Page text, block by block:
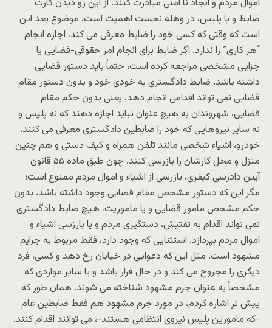
اموال مردم و ایجاد نا امنی مبادرت کنند. از این رو دیدن کارت
ضابط و یا پلیس، در وهله نخست اهمیت است. موضوع بعد این
است که وقتی که کسی خود را ضابط معرفی می کند، اجازه انجام
“هر کاری” را ندارد. اگر ضابط برای انجام امر حقوقی-قضایی یا
جزایی مشخصی مراجعه کرده است، حتماً باید دستور قضایی
داشته باشد. ضابط دادگستری به خودی خود و بدون دستور مقام
قضایی نمی تواند اقدامی انجام دهد. یعنی بدون حکم مقام
قضایی، شهروندان به هیچ عنوان نباید اجازه دهند که نه پلیس و
نه سایر نیروهایی که خود را ضابطین دادگستری معرفی می کنند،
خودرو، اشیاء شخصی مانند تلفن همراه و کیف دستی و هم چنین
منزل و محل کارشان را بازرسی کنند. چون طبق ماده ۵۵ قانون
آیین دادرسی کیفری، بازرسی از اشیاء و اموال مردم ممنوع است؛
مگر این که دستور مشخص مقام قضایی وجود داشته باشد. بدون
حکم مشخص مامور قضایی و یا ماموریت، هیچ ضابط دادگستری
نمی تواند اقدام به تفتیش، دستگیری مردم و یا بارزسی اشیاء و
اموال مردم بپردازد. استثنایی که وجود دارد، فقط مربوط به جرایم
مشهود است. مثل این که دعوایی در خیابان رخ دهد و کسی، فرد
دیگری را مجروح می کند و در حال فرار باشد و یا سایر مواردی که
مشخصاً به عنوان جرم مشهود شناخته می شوند. همان طور که
پیش تر اشاره کردم، در مورد جرم مشهود هم فقط ضابطین عام
-که مامورین پلیس نیروی انتظامی هستند-، می توانند اقدام کنند.